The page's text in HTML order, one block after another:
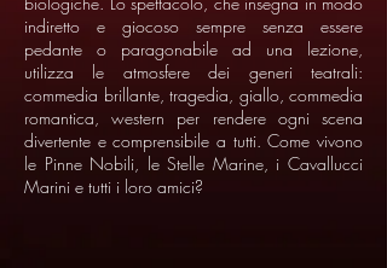
indiretto e giocoso sempre senza essere
pedante o paragonabile ad una lezione,
utilizza le atmosfere dei generi teatrali:
commedia brillante, tragedia, giallo, commedia
romantica, western per rendere ogni scena
divertente e comprensibile a tutti. Come vivono
le Pinne Nobili, le Stelle Marine, i Cavallucci
Marini e tutti i loro amici?